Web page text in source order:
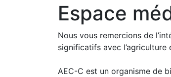
Espace
Nous vous remercions de
significatifs avec l’agriculture
AEC-C est un organisme de